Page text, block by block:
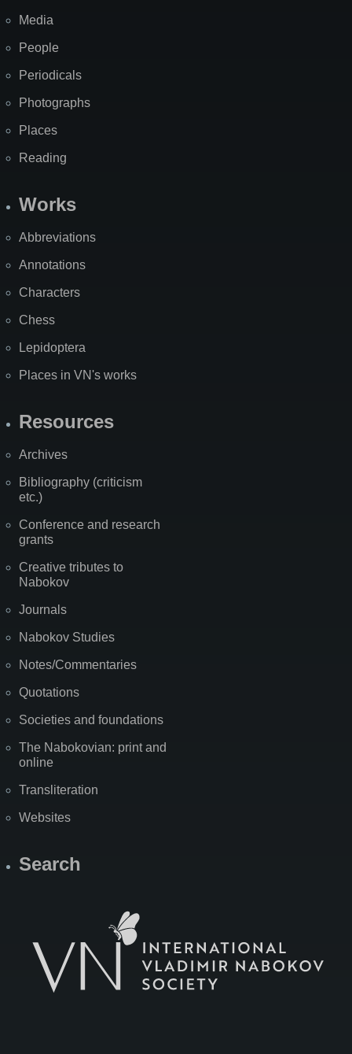
Media
People
Periodicals
Photographs
Places
Reading
Works
Abbreviations
Annotations
Characters
Chess
Lepidoptera
Places in VN's works
Resources
Archives
Bibliography (criticism
etc.)
Conference and research
grants
Creative tributes to
Nabokov
Journals
Nabokov Studies
Notes/Commentaries
Quotations
Societies and foundations
The Nabokovian: print and
online
Transliteration
Websites
Search